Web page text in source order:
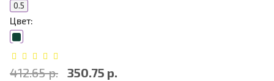
0.5
Цвет:
412.65 р. 350.75 р.